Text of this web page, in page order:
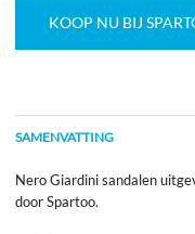
KOOP NU BIJ
SAMENVATTING
Nero Giardini sandalen
door Spartoo.